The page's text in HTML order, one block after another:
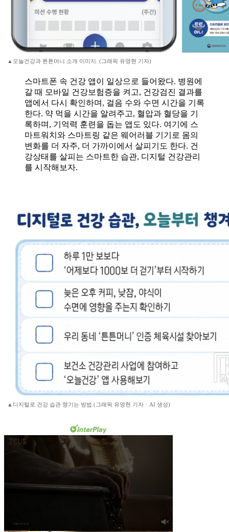
▲오늘건강과 튼튼머니 소개 이미지. (그래픽 유영현 기자)
스마트폰 속 건강 앱이 일상으로 들어왔다. 병원에
갈 때 모바일 건강보험증을 켜고, 건강검진 결과를
앱에서 다시 확인하며, 걸음 수와 수면 시간을 기록
한다. 약 먹을 시간을 알려주고, 혈압과 혈당을 기
록하며, 기억력 훈련을 돕는 앱도 있다. 여기에 스
마트워치와 스마트링 같은 웨어러블 기기로 몸의
변화를 더 자주, 더 가까이에서 살피기도 한다. 건
강상태를 살피는 스마트한 습관, 디지털 건강관리
를 시작해보자.
▲디지털로 건강 습관 챙기는 방법.(그래픽 유영현 기자ㆍAI 생성)